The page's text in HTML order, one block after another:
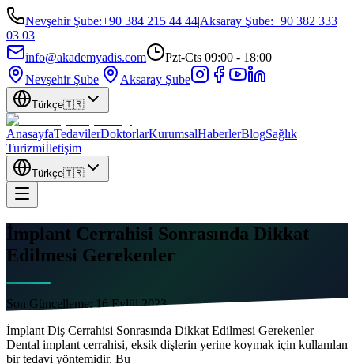
Nevşehir Şube:+90 384 215 44 44|Aksaray Şube:+90 382 333
03 03
info@akademyadis.com
Pzt-Cts 09:00 - 18:00
Nevşehir Şube| Aksaray Şube
Türkçe🇹🇷
AnasayfaTedavilerDoktorlarKurumsalHaberlerBlogSağlık
Turizmiİletişim
Türkçe🇹🇷
İmplant Cerrahisi Sonrasında Dikkat
Edilmesi Gerekenler
Son Güncelleme: 16 Eylül 2023
İmplant Diş Cerrahisi Sonrasında Dikkat Edilmesi Gerekenler
Dental implant cerrahisi, eksik dişlerin yerine koymak için kullanılan
bir tedavi yöntemidir. Bu